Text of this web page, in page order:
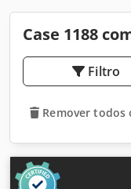
Case 1188
Filtro
Remover todos